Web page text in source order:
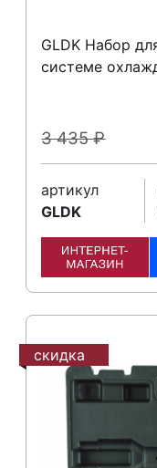
GLDK Набор
системе
3 435₽
артикул
GLDK
скидка